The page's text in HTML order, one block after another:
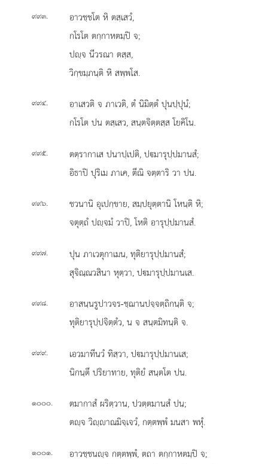
๙๙๓.
อาวชฺชโต หิ ตสฺเสวํ,
กโรโต ตกฺกาหตมฺปิ จ;
ปฺจ นีวรณา ตสฺส,
วิกฺขมฺภนฺติ หิ สพฺพโส.
๙๙๔. อาเสวติ จ ภาเวติ, ตํ นิมิตฺตํ ปุนปฺปุนํ;
กโรโต ปน ตสฺเสว, สนฺตจิตฺตสฺส โยคิโน.
๙๙๕.
ตตฺรากาเส ปนาปฺเปติ, ปมารุปฺปมานสํ;
อิธาปิ ปุริเม ภาเค, ตีณิ จตฺตาริ วา ปน.
๙๙๖.
ชวนานิ อุเปกฺขาย, สมฺปยุตฺตานิ โหนฺติ หิ;
จตุตฺถํ ปฺจมํ วาปิ, โหติ อารุปฺปมานสํ.
๙๙๗.
ปุน ภาเวตุกาเมน, ทุติยารุปฺปมานสํ;
สุจิณฺณวสินา หุตฺวา, ปมารุปฺปมานเส.
๙๙๘.
อาสนฺนรูปาวจร-ชฺฌานปจฺจตฺถิกนฺติ จ;
ทุติยารุปฺปจิตฺตํว, น จ สนฺตมิทนฺติ จ.
๙๙๙. เอวมาทีนวํ ทิสฺวา, ปมารุปฺปมานเส;
นิกนฺตึ ปริยาทาย, ทุติยํ สนฺตโต ปน.
๑๐๐๐.
ตมากาสํ ผริตฺวาน, ปวตฺตมานสํ ปน;
ตฺจ วิฺาณมิจฺเจวํ, กตฺตพฺพํ มนสา พหุํ.
๑๐๐๑.
อาวชฺชนฺจ กตฺตพฺพํ, ตถา ตกฺกาหตมฺปิ จ;